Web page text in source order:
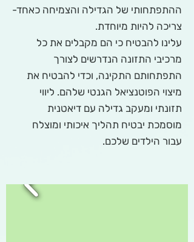
ההתפתחותי של הגדילה והצמיחה כאחד-
צריכה להיות מיוחדת.
עלינו להבטיח כי הם מקבלים את כל
מרכיבי התזונה הנדרשים לצורך
התפתחותם התקינה, וכדי להבטיח את
מיצוי הפוטנציאל הגנטי שלהם. ליווי
תזונתי ומעקב גדילה עם דיאטנית
מוסמכת יבטיח תהליך איכותי ומוצלח
עבור הילדים שלכם.